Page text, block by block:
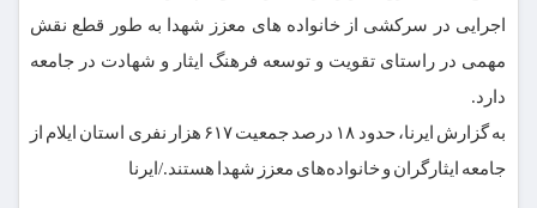
اجرایی در سرکشی از خانواده های معزز شهدا به طور قطع نقش
مهمی در راستای تقویت و توسعه فرهنگ ایثار و شهادت در جامعه
دارد.
به گزارش ایرنا، حدود ۱۸ درصد جمعیت ۶۱۷ هزار نفری استان ایلام از
جامعه ایثارگران و خانواده‌های معزز شهدا هستند./ایرنا